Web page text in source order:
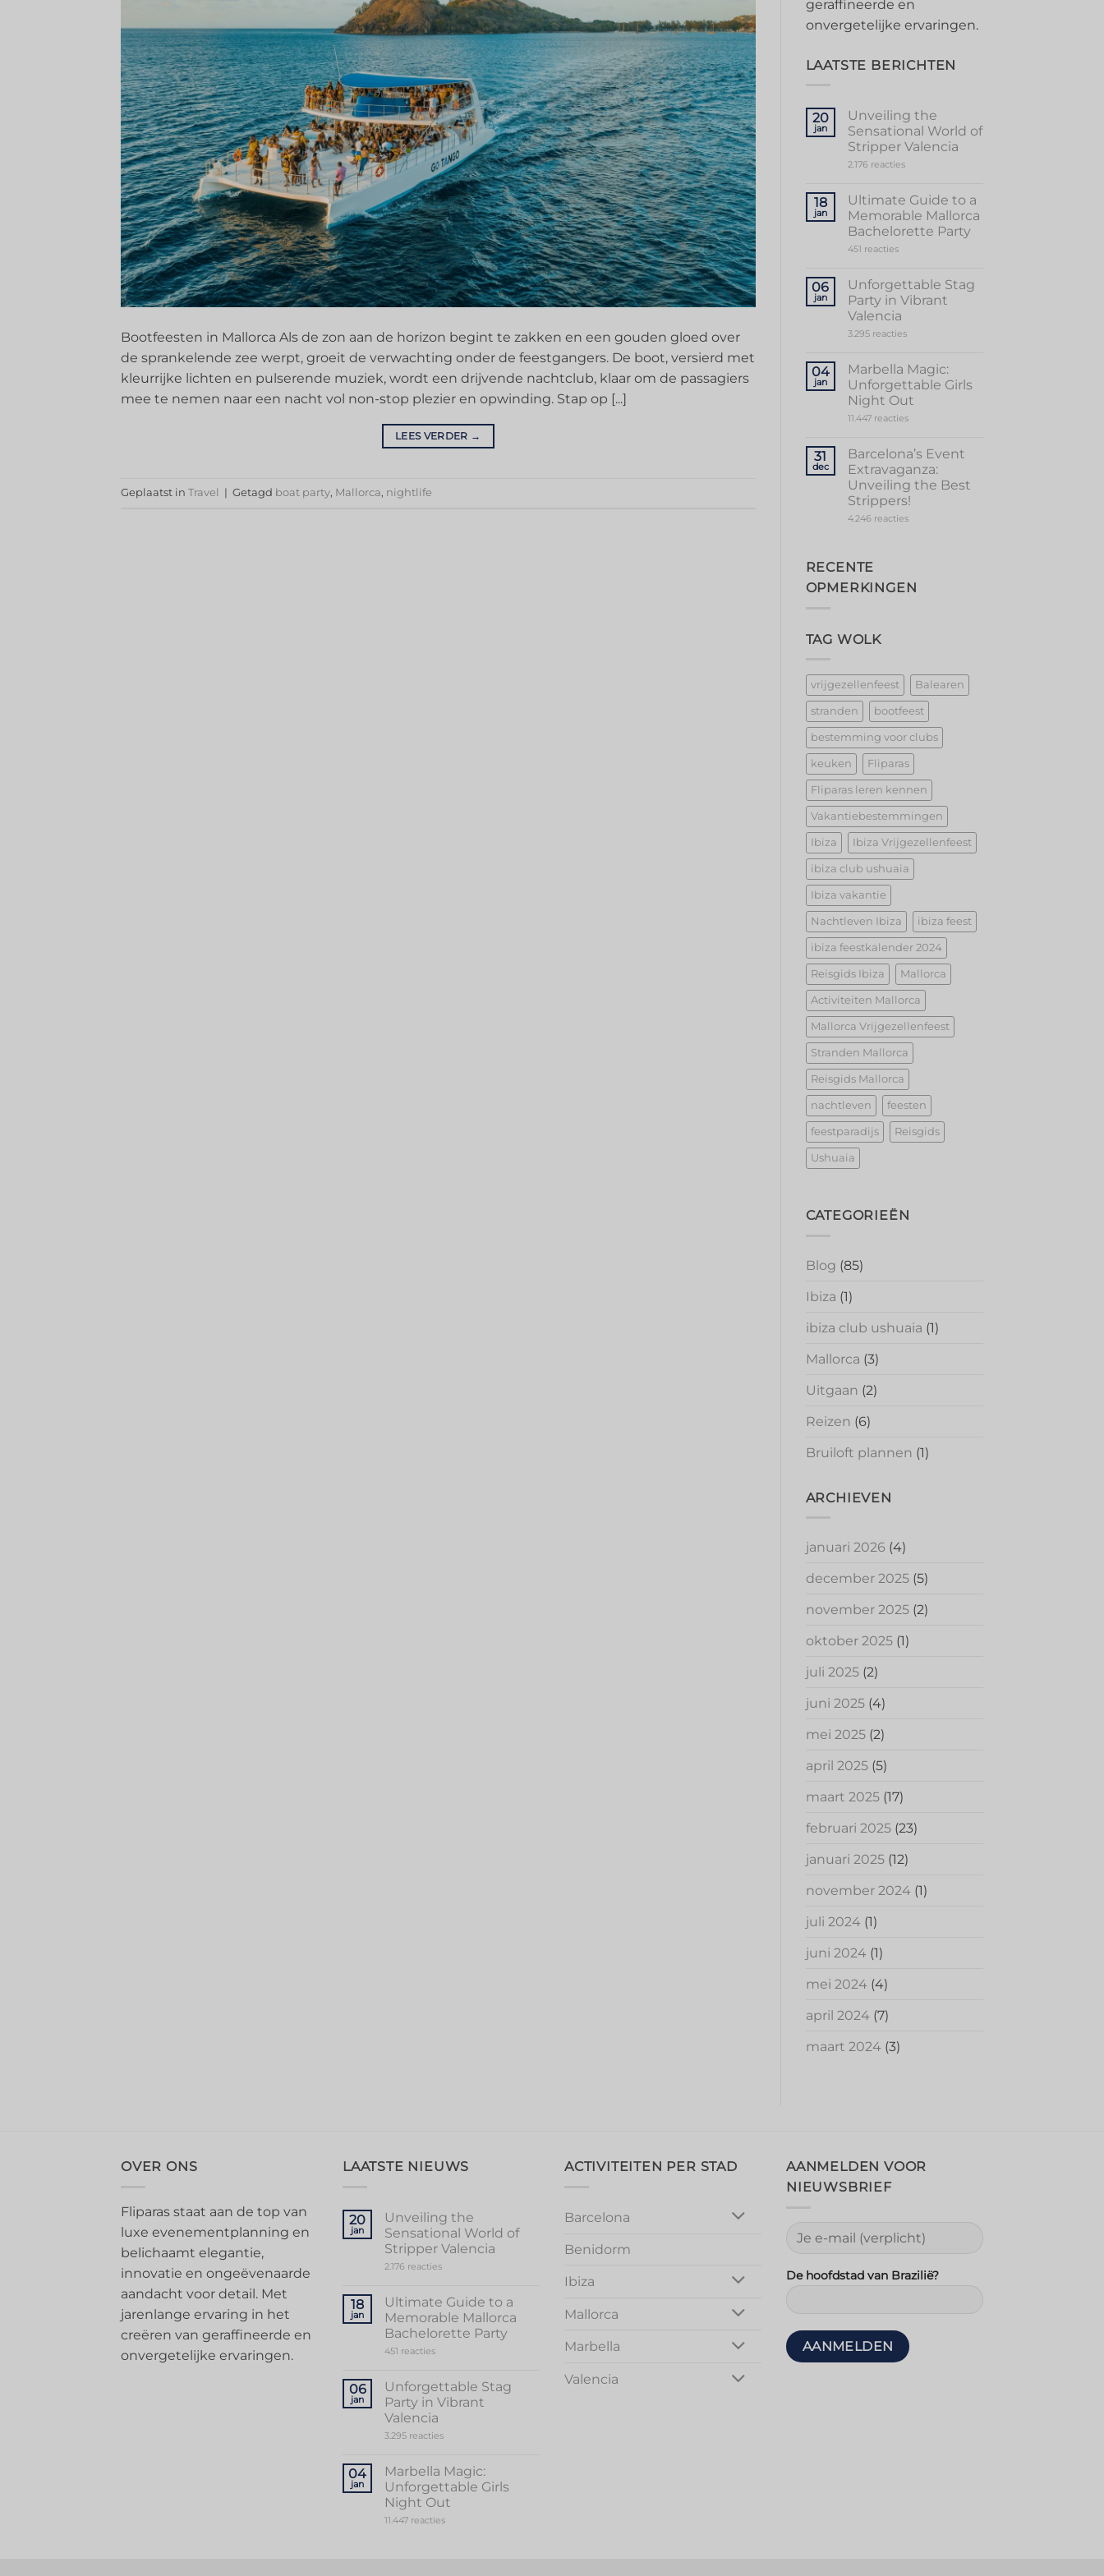
Bootfeesten in Mallorca Als de zon aan de horizon begint te zakken en een gouden gloed over
de sprankelende zee werpt, groeit de verwachting onder de feestgangers. De boot, versierd met
kleurrijke lichten en pulserende muziek, wordt een drijvende nachtclub, klaar om de passagiers
mee te nemen naar een nacht vol non-stop plezier en opwinding. Stap op [...]
LEES VERDER →
Geplaatst in Travel | Getagd boat party, Mallorca, nightlife
geraffineerde en
onvergetelijke ervaringen.
LAATSTE BERICHTEN
20
jan
Unveiling the
Sensational World of
Stripper Valencia
2.176 reactiesop
Sensational
World
of
Stripper
Valencia
18
jan
Ultimate Guide to a
Memorable Mallorca
Bachelorette Party
451 reactiesop
to
a
Memorable
Mallorca
Bachelorette
Party
06
jan
Unforgettable Stag
Party in Vibrant
Valencia
3.295 reactiesop
Party
in
Vibrant
Valencia
04
jan
Marbella Magic:
Unforgettable Girls
Night Out
11.447 reactiesop
Unforgettable
Girls
Night
Out
31
dec
Barcelona’s Event
Extravaganza:
Unveiling the Best
Strippers!
4.246 reactiesop
Best
Strippers!
RECENTE
OPMERKINGEN
TAG WOLK
vrijgezellenfeest Balearen
stranden bootfeest
bestemming voor clubs
keuken Fliparas
Fliparas leren kennen
Vakantiebestemmingen
Ibiza Ibiza Vrijgezellenfeest
ibiza club ushuaia
Ibiza vakantie
Nachtleven Ibiza ibiza feest
ibiza feestkalender 2024
Reisgids Ibiza Mallorca
Activiteiten Mallorca
Mallorca Vrijgezellenfeest
Stranden Mallorca
Reisgids Mallorca
nachtleven feesten
feestparadijs Reisgids
Ushuaia
CATEGORIEËN
Blog (85)
Ibiza (1)
ibiza club ushuaia (1)
Mallorca (3)
Uitgaan (2)
Reizen (6)
Bruiloft plannen (1)
ARCHIEVEN
januari 2026 (4)
december 2025(5)
november 2025(2)
oktober 2025(1)
juli 2025(2)
juni 2025(4)
mei 2025(2)
april 2025(5)
maart 2025(17)
februari 2025(23)
januari 2025(12)
november 2024(1)
juli 2024(1)
juni 2024(1)
mei 2024(4)
april 2024(7)
maart 2024(3)
OVER ONS
Fliparas staat aan de top van
luxe evenementplanning en
belichaamt elegantie,
innovatie en ongeëvenaarde
aandacht voor detail. Met
jarenlange ervaring in het
creëren van geraffineerde en
onvergetelijke ervaringen.
LAATSTE NIEUWS
20
jan
Unveiling the
Sensational World of
Stripper Valencia
2.176 reactiesop
Sensational
World
of
Stripper
Valencia
18
jan
Ultimate Guide to a
Memorable Mallorca
Bachelorette Party
451 reactiesop
to
a
Memorable
Mallorca
Bachelorette
Party
06
jan
Unforgettable Stag
Party in Vibrant
Valencia
3.295 reactiesop
Party
in
Vibrant
Valencia
04
jan
Marbella Magic:
Unforgettable Girls
Night Out
11.447 reactiesop
ACTIVITEITEN PER STAD
Barcelona
Benidorm
Ibiza
Mallorca
Marbella
Valencia
AANMELDEN VOOR
NIEUWSBRIEF
De hoofdstad van Brazilië?